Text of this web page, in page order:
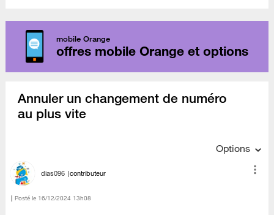
mobile Orange
offres mobile Orange et options
Annuler un changement de numéro
au plus vite
Options
dias096 contributeur
Posté le ‎16/12/2024 13h08